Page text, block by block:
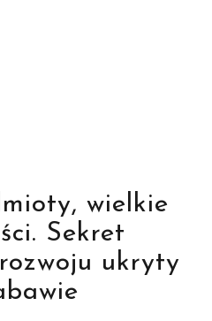
wielkie
Sekret
ukryty